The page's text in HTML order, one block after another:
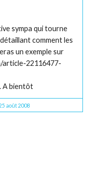
sympa qui tourne
comment les
un exemple sur
article-22116477-
A bientôt
août 2008